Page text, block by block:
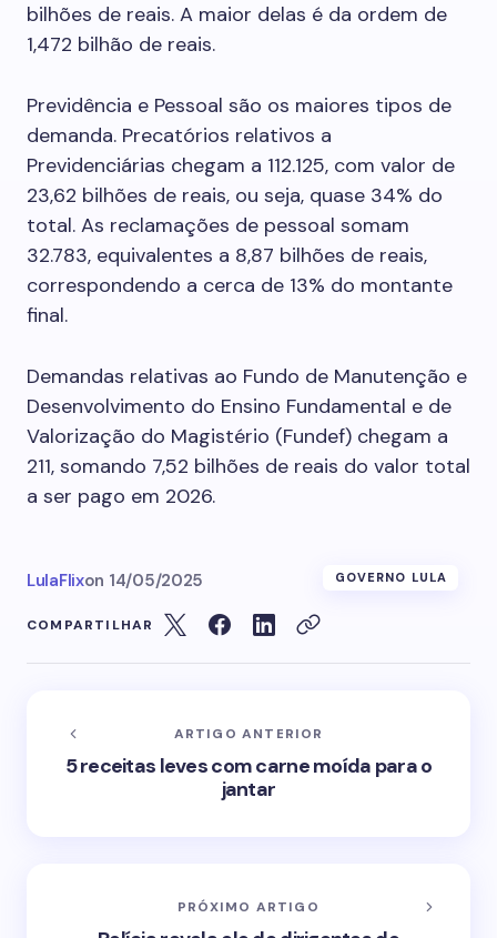
bilhões de reais. A maior delas é da ordem de
1,472 bilhão de reais.
Previdência e Pessoal são os maiores tipos de
demanda. Precatórios relativos a
Previdenciárias chegam a 112.125, com valor de
23,62 bilhões de reais, ou seja, quase 34% do
total. As reclamações de pessoal somam
32.783, equivalentes a 8,87 bilhões de reais,
correspondendo a cerca de 13% do montante
final.
Demandas relativas ao Fundo de Manutenção e
Desenvolvimento do Ensino Fundamental e de
Valorização do Magistério (Fundef) chegam a
211, somando 7,52 bilhões de reais do valor total
a ser pago em 2026.
LulaFlixon 14/05/2025 GOVERNO LULA
COMPARTILHAR
ARTIGO ANTERIOR
5 receitas leves com carne moída para o
jantar
PRÓXIMO ARTIGO